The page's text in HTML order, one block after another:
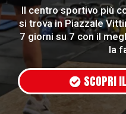
Il centro sportivo più
si trova in Piazzale
7 giorni su 7 con il
la
SCOPRI